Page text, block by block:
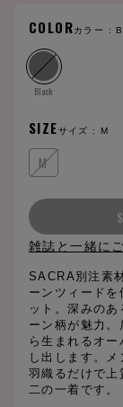
COLORカラー :
Black
SIZEサイズ : M
M
雑誌と一緒に
SACRA別注素
ーンツィード
ット。深みの
ーン柄が魅力
ら生まれるオ
し出します。
羽織るだけで上
二の一着です。